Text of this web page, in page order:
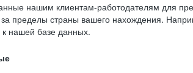
нашим клиентам-работодателям для
за пределы страны вашего нахождения.
к нашей базе данных.